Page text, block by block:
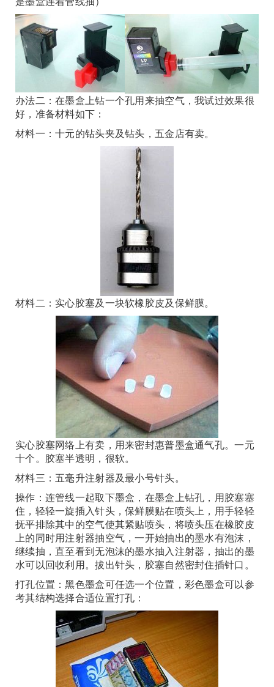
办法二：在墨盒上钻一个孔用来抽空气，我试过效果很
好，准备材料如下：
材料一：十元的钻头夹及钻头，五金店有卖。
材料二：实心胶塞及一块软橡胶皮及保鲜膜。
实心胶塞网络上有卖，用来密封惠普墨盒通气孔。一元
十个。胶塞半透明，很软。
材料三：五毫升注射器及最小号针头。
操作：连管线一起取下墨盒，在墨盒上钻孔，用胶塞塞
住，轻轻一旋插入针头，保鲜膜贴在喷头上，用手轻轻
抚平排除其中的空气使其紧贴喷头，将喷头压在橡胶皮
上的同时用注射器抽空气，一开始抽出的墨水有泡沫，
继续抽，直至看到无泡沫的墨水抽入注射器，抽出的墨
水可以回收利用。拔出针头，胶塞自然密封住插针口。
打孔位置：黑色墨盒可任选一个位置，彩色墨盒可以参
考其结构选择合适位置打孔：